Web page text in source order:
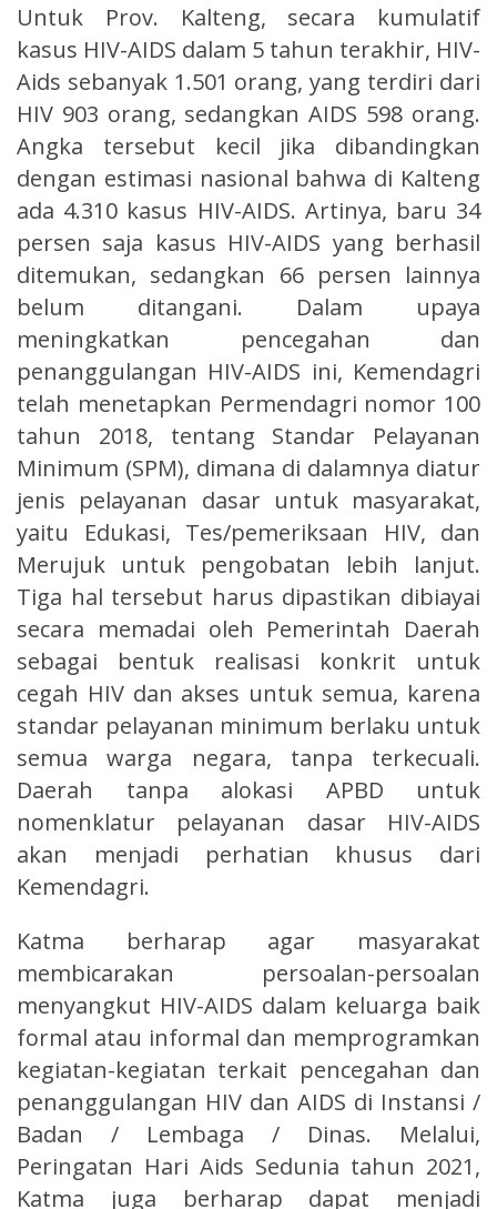
Untuk Prov. Kalteng, secara kumulatif
kasus HIV-AIDS dalam 5 tahun terakhir, HIV-
Aids sebanyak 1.501 orang, yang terdiri dari
HIV 903 orang, sedangkan AIDS 598 orang.
Angka tersebut kecil jika dibandingkan
dengan estimasi nasional bahwa di Kalteng
ada 4.310 kasus HIV-AIDS. Artinya, baru 34
persen saja kasus HIV-AIDS yang berhasil
ditemukan, sedangkan 66 persen lainnya
belum ditangani. Dalam upaya
meningkatkan pencegahan dan
penanggulangan HIV-AIDS ini, Kemendagri
telah menetapkan Permendagri nomor 100
tahun 2018, tentang Standar Pelayanan
Minimum (SPM), dimana di dalamnya diatur
jenis pelayanan dasar untuk masyarakat,
yaitu Edukasi, Tes/pemeriksaan HIV, dan
Merujuk untuk pengobatan lebih lanjut.
Tiga hal tersebut harus dipastikan dibiayai
secara memadai oleh Pemerintah Daerah
sebagai bentuk realisasi konkrit untuk
cegah HIV dan akses untuk semua, karena
standar pelayanan minimum berlaku untuk
semua warga negara, tanpa terkecuali.
Daerah tanpa alokasi APBD untuk
nomenklatur pelayanan dasar HIV-AIDS
akan menjadi perhatian khusus dari
Kemendagri.
Katma berharap agar masyarakat
membicarakan persoalan-persoalan
menyangkut HIV-AIDS dalam keluarga baik
formal atau informal dan memprogramkan
kegiatan-kegiatan terkait pencegahan dan
penanggulangan HIV dan AIDS di Instansi /
Badan / Lembaga / Dinas. Melalui,
Peringatan Hari Aids Sedunia tahun 2021,
Katma juga berharap dapat menjadi